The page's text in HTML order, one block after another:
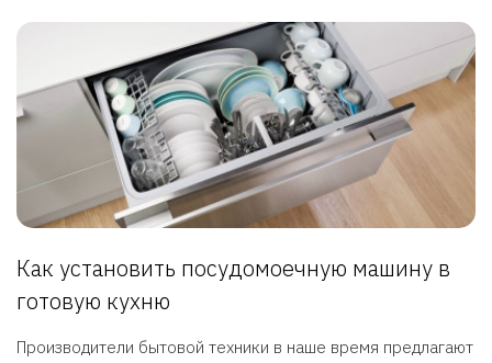
Как установить посудомоечную машину в
готовую кухню
Производители бытовой техники в наше время предлагают